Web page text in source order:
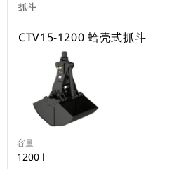
抓斗
CTV15-1200 蛤壳式抓斗
容量
1200 l